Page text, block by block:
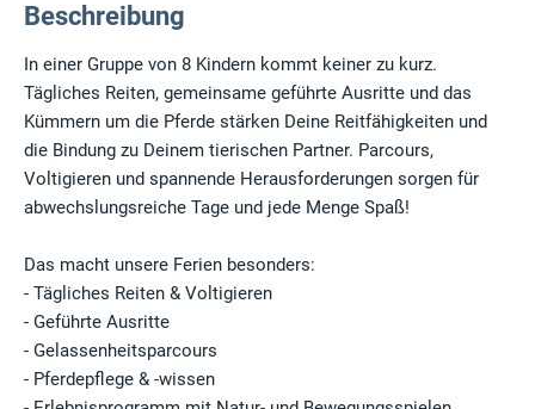
Beschreibung
In einer Gruppe von 8 Kindern kommt keiner zu kurz.
Tägliches Reiten, gemeinsame geführte Ausritte und das
Kümmern um die Pferde stärken Deine Reitfähigkeiten und
die Bindung zu Deinem tierischen Partner. Parcours,
Voltigieren und spannende Herausforderungen sorgen für
abwechslungsreiche Tage und jede Menge Spaß!
Das macht unsere Ferien besonders:
- Tägliches Reiten & Voltigieren
- Geführte Ausritte
- Gelassenheitsparcours
- Pferdepflege & -wissen